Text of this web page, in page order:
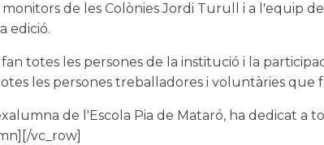
de les Colònies Jordi Turull i a l'equip
edició.
totes les persones de la institució i la
les persones treballadores i voluntàries que
de l'Escola Pia de Mataró, ha dedicat a
vc_row]